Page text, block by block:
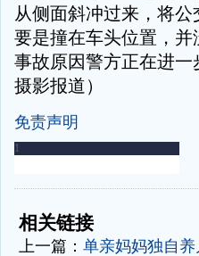
从侧面斜冲过来，将
要是撞在车头位置，
事故原因警方正在进
摄影报道）
免责声明
-
相关链接
上一篇： 单亲妈妈独自